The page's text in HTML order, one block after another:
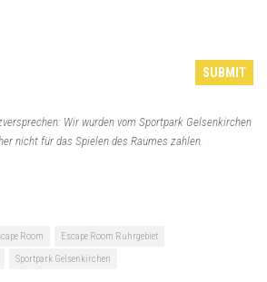
Wir wurden vom Sportpark Gelsenkirchen
nicht für das Spielen des Raumes zahlen.
Room
Escape Room Ruhrgebiet
Sportpark Gelsenkirchen